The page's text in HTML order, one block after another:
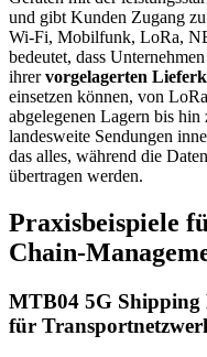
und gibt Kunden Zugang
Wi-Fi, Mobilfunk, LoRa,
bedeutet, dass
ihrervorgelagerten
einsetzen können, von
abgelegenen Lagern bis
landesweite Sendungen
das alles, während die
übertragen werden.
Praxisbeispiele
Chain-
MTB04 5G Shipping
für